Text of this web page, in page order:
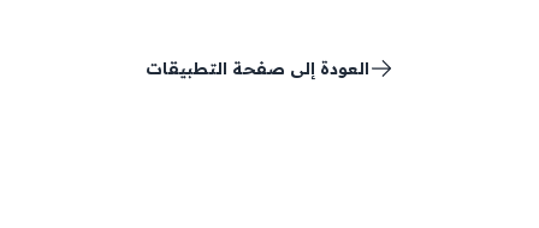
العودة إلى صفحة التطبيقات